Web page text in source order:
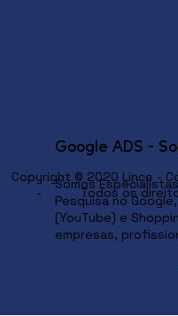
Copyright © 2020 Lince -
- Todos os direitos
Google ADS -
Somos
Pesquisa no
(YouTube) e
empresas,